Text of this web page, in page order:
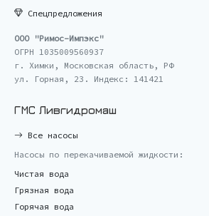
Спецпредложения
ООО "Римос-Импэкс"
ОГРН 1035009560937
г. Химки, Московская область, РФ
ул. Горная, 23. Индекс: 141421
ГМС Ливгидромаш
Все насосы
Насосы по перекачиваемой жидкости:
Чистая вода
Грязная вода
Горячая вода